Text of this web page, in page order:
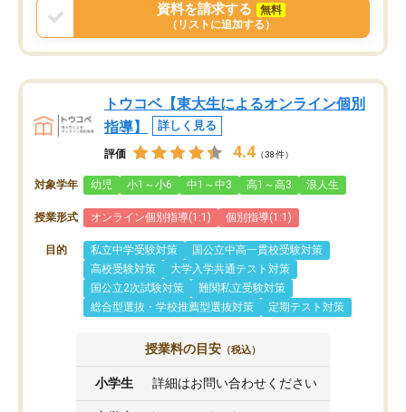
資料を請求する
無料
（リストに追加する）
トウコベ【東大生によるオンライン個別
指導】
詳しく見る
評価 4.4 （38件）
対象学年 幼児 小1～小6 中1～中3 高1～高3 浪人生
授業形式 オンライン個別指導(1:1) 個別指導(1:1)
目的 私立中学受験対策
国公立中高一貫校受験対策
高校受験対策
大学入学共通テスト対策
国公立2次試験対策
難関私立受験対策
総合型選抜・学校推薦型選抜対策
定期テスト対策
授業料の目安 （税込）
小学生 詳細はお問い合わせください